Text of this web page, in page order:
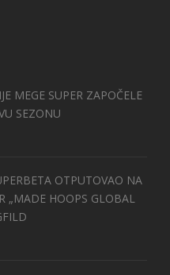
MEGE SUPER ZAPOČELE
SEZONU
OTPUTOVAO NA
„MADE HOOPS GLOBAL